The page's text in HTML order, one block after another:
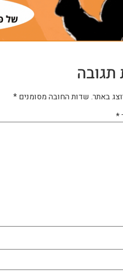
תגובה
באתר. שדות החובה מסומנים *
*